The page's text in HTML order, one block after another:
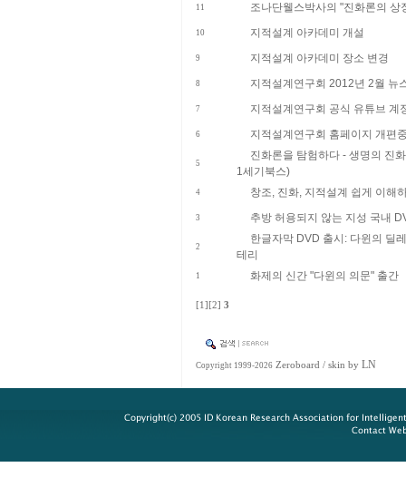
11 조나단웰스박사의 "진화론의 상
10 지적설계 아카데미 개설
9 지적설계 아카데미 장소 변경
8 지적설계연구회 2012년 2월 뉴
7 지적설계연구회 공식 유튜브 계
6 지적설계연구회 홈페이지 개편
5
진화론을 탐험하다 - 생명의 진
1세기북스)
4 창조, 진화, 지적설계 쉽게 이해
3 추방 허용되지 않는 지성 국내
2
한글자막 DVD 출시: 다윈의 딜
테리
1 화제의 신간 "다윈의 의문" 출간
[1] [2] 3
Copyright 1999-2026 Zeroboard / skin by LN